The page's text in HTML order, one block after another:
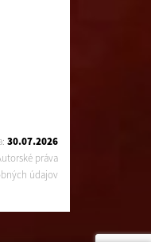
30.07.2026
práva
údajov